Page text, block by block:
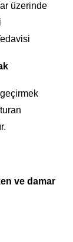
üzerinde
ve damar